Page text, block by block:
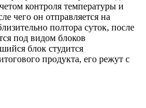
контроля температуры и
чего он отправляется на
полтора суток, после
под видом блоков
блок студится
продукта, его режут с